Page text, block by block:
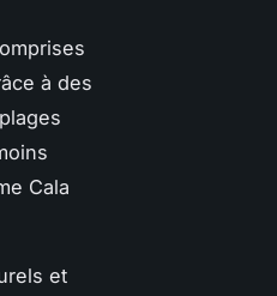
à des
Cala
et